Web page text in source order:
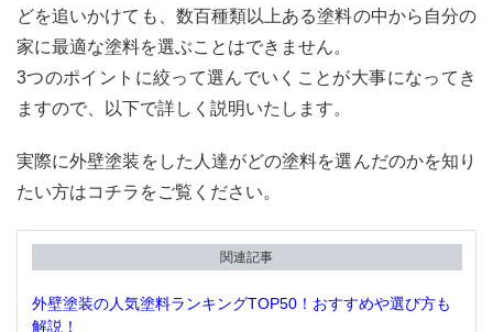
外壁
塗料
の選
び方
殊性
能）
2
塗装
料6
選
どを追いかけても、数百種類以上ある塗料の中から自分の
家に最適な塗料を選ぶことはできません。
3つのポイントに絞って選んでいくことが大事になってき
ますので、以下で詳しく説明いたします。
実際に外壁塗装をした人達がどの塗料を選んだのかを知り
たい方はコチラをご覧ください。
関連記事
外壁塗装の人気塗料ランキングTOP50！おすすめや選び方も
解説！